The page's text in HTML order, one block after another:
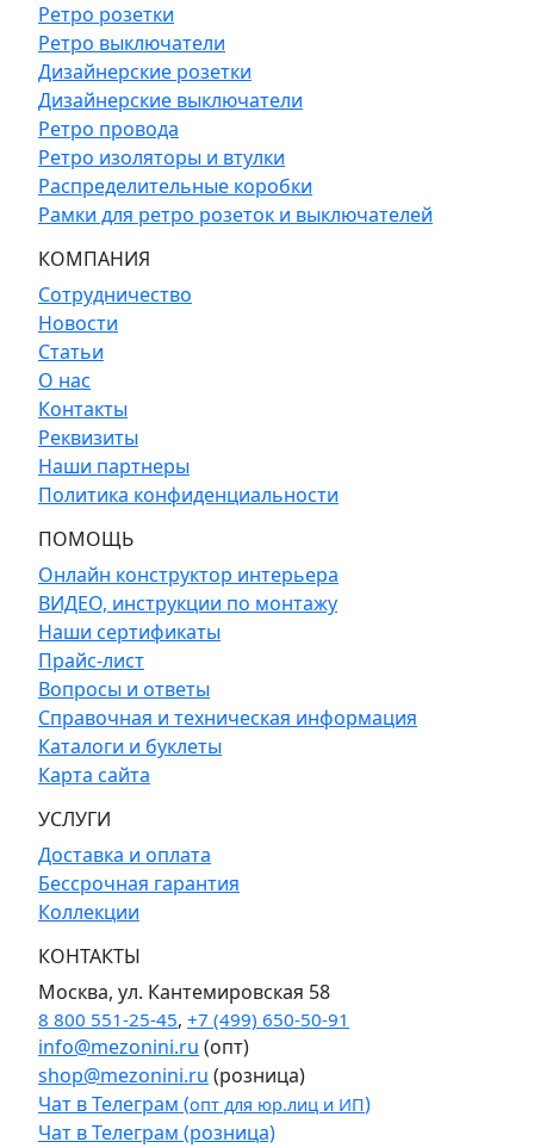
Ретро розетки
Ретро выключатели
Дизайнерские розетки
Дизайнерские выключатели
Ретро провода
Ретро изоляторы и втулки
Распределительные коробки
Рамки для ретро розеток и выключателей
КОМПАНИЯ
Сотрудничество
Новости
Статьи
О нас
Контакты
Реквизиты
Наши партнеры
Политика конфиденциальности
ПОМОЩЬ
Онлайн конструктор интерьера
ВИДЕО, инструкции по монтажу
Наши сертификаты
Прайс-лист
Вопросы и ответы
Справочная и техническая информация
Каталоги и буклеты
Карта сайта
УСЛУГИ
Доставка и оплата
Бессрочная гарантия
Коллекции
КОНТАКТЫ
Москва, ул. Кантемировская 58
8 800 551-25-45, +7 (499) 650-50-91
info@mezonini.ru (опт)
shop@mezonini.ru (розница)
Чат в Телеграм (опт для юр.лиц и ИП)
Чат в Телеграм (розница)